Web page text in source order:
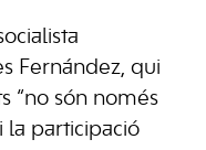
Fernández, qui
“no són només
la participació